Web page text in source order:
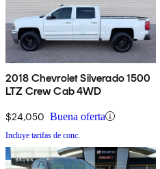
2018 Chevrolet Silverado 1500
LTZ Crew Cab 4WD
$24,050 Buena oferta
Incluye tarifas de conc.